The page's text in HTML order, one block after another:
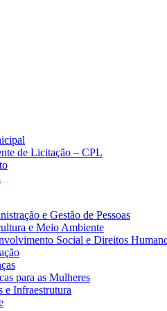
de Licitação – CPL
e Gestão de Pessoas
e Meio Ambiente
Social e Direitos
para as Mulheres
e Infraestrutura